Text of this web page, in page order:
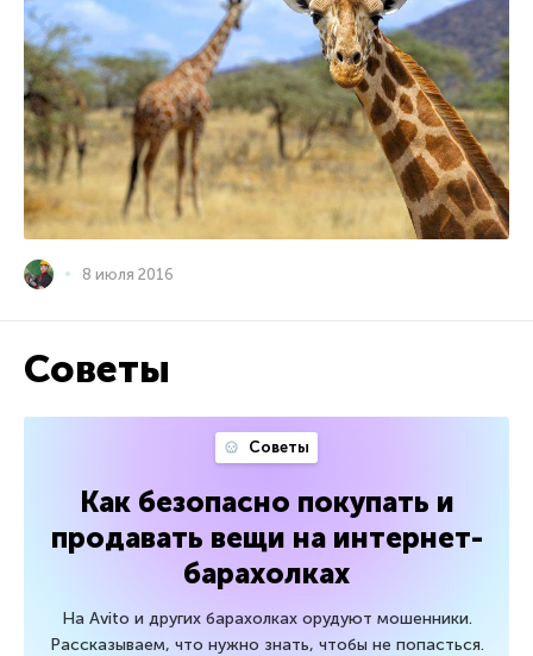
8 июля 2016
Советы
Советы
Как безопасно покупать и
продавать вещи на интернет-
барахолках
На Avito и других барахолках орудуют мошенники.
Рассказываем, что нужно знать, чтобы не попасться.